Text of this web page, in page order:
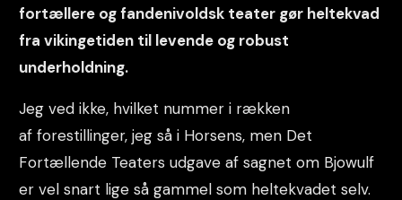
fortællere og fandenivoldsk teater gør heltekvad
fra vikingetiden til levende og robust
underholdning.
Jeg ved ikke, hvilket nummer i rækken
af forestillinger, jeg så i Horsens, men Det
Fortællende Teaters udgave af sagnet om Bjowulf
er vel snart lige så gammel som heltekvadet selv.